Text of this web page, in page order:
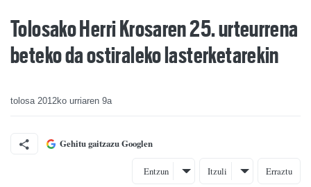
Tolosako Herri Krosaren 25. urteurrena
beteko da ostiraleko lasterketarekin
tolosa 2012ko urriaren 9a
Gehitu gaitzazu Googlen
Entzun Itzuli Erraztu